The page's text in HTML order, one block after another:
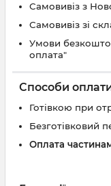
Самовивіз з
Самовивіз зі
Умови
оплата"
Способи
Готівкою при
Безготівковий
Оплата